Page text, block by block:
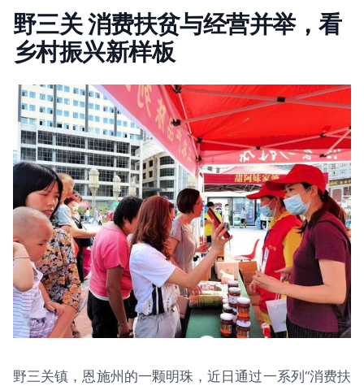
野三关 消费扶贫与经营并举，看
乡村振兴新样板
野三关镇，恩施州的一颗明珠，近日通过一系列“消费扶